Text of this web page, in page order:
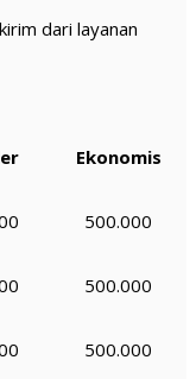
dari layanan
Ekonomis
500.000
500.000
500.000